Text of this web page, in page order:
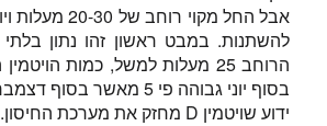
אבל החל מקוי רוחב
להשתנות. במבט ראשון זהו נתון
הרוחב 25 מעלות למשל, כמות
בסוף יוני גבוהה פי 5 מאשר בסוף דצמבר.
ידוע שויטמין D מחזק את מערכת החיסון. עוד: